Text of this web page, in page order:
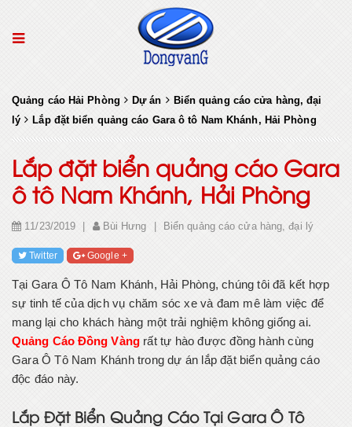
Quảng cáo Hải Phòng Dự án
Biển quảng cáo cửa hàng, đại
lý
Lắp đặt biển quảng cáo Gara ô tô Nam Khánh, Hải Phòng
Lắp đặt biển quảng cáo Gara
ô tô Nam Khánh, Hải Phòng
11/23/2019 Bùi Hưng Biển quảng cáo cửa hàng, đại lý
Twitter Google +
Tại Gara Ô Tô Nam Khánh, Hải Phòng, chúng tôi đã kết hợp
sự tinh tế của dịch vụ chăm sóc xe và đam mê làm việc để
mang lại cho khách hàng một trải nghiệm không giống ai.
Quảng Cáo Đồng Vàngrất tự hào được đồng hành cùng
Gara Ô Tô Nam Khánh trong dự án lắp đặt biển quảng cáo
độc đáo này.
Lắp Đặt Biển Quảng Cáo Tại Gara Ô Tô